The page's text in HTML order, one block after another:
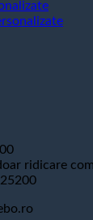
ridicare